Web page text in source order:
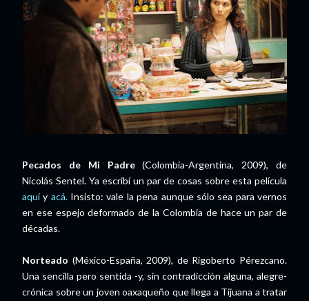
Pecados de Mi Padre(Colombia-Argentina, 2009), de
Nicolás Sentel. Ya escribí un par de cosas sobre esta película
aquíy acá.Insisto: vale la pena aunque sólo sea para vernos
en ese espejo deformado de la Colombia de hace un par de
décadas.
Norteado (México-España, 2009), de Rigoberto Pérezcano.
Una sencilla pero sentida -y, sin contradicción alguna, alegre-
crónica sobre un joven oaxaqueño que llega a Tijuana a tratar